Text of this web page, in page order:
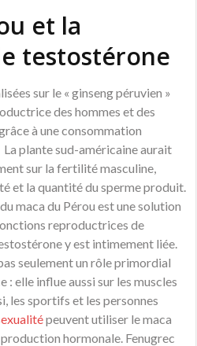
et la
testostérone
sur le « ginseng péruvien »
des hommes et des
à une consommation
plante sud-américaine aurait
sur la fertilité masculine,
et la quantité du sperme produit.
maca du Pérou est une solution
reproductrices de
y est intimement liée.
seulement un rôle primordial
elle influe aussi sur les muscles
les sportifs et les personnes
peuvent utiliser le maca
hormonale. Fenugrec